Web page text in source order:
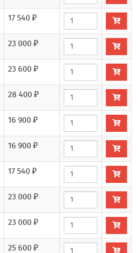
17 540 ₽
23 000 ₽
23 600 ₽
28 400 ₽
16 900 ₽
16 900 ₽
17 540 ₽
23 000 ₽
23 000 ₽
25 600 ₽